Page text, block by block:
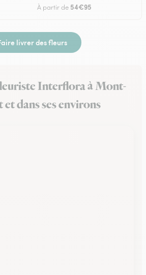
À partir de 54€95
livrer des fleurs
Interflora à Mont-
dans ses environs